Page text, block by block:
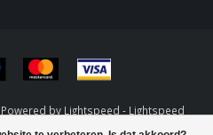
by Lightspeed - Lightspeed